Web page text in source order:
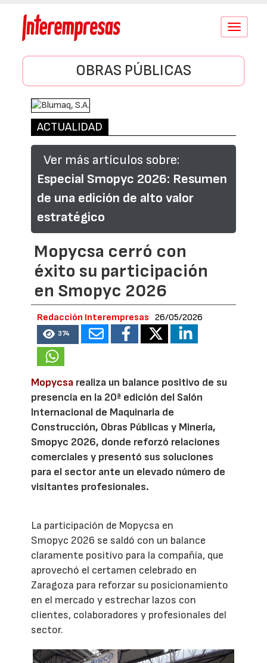
Conmutar
OBRAS PÚBLICAS
ACTUALIDAD
Ver más artículos sobre:
Especial Smopyc 2026: Resumen
de una edición de alto valor
estratégico
Mopycsa cerró con
éxito su participación
en Smopyc 2026
Redacción Interempresas 26/05/2026
374
Mopycsa realiza un balance positivo de su
presencia en la 20ª edición del Salón
Internacional de Maquinaria de
Construcción, Obras Públicas y Minería,
Smopyc 2026, donde reforzó relaciones
comerciales y presentó sus soluciones
para el sector ante un elevado número de
visitantes profesionales.
La participación de Mopycsa en
Smopyc 2026 se saldó con un balance
claramente positivo para la compañía, que
aprovechó el certamen celebrado en
Zaragoza para reforzar su posicionamiento
en el mercado y estrechar lazos con
clientes, colaboradores y profesionales del
sector.